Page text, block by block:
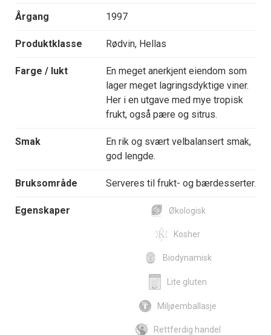
Årgang 1997
Produktklasse Rødvin, Hellas
Farge / lukt
En meget anerkjent eiendom som
lager meget lagringsdyktige viner.
Her i en utgave med mye tropisk
frukt, også pære og sitrus.
Smak
En rik og svært velbalansert smak,
god lengde.
Bruksområde Serveres til frukt- og bærdesserter.
Egenskaper Økologisk
Kosher
Biodynamisk
Lite gluten
Miljøemballasje
Rettferdig handel